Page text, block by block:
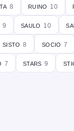
8 ruino 10
9 saulo 10
sisto 8 socio 7
7 stars 9